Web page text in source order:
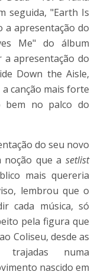
seguida, "Earth Is
a apresentação do
Me" do álbum
apresentação do
Down the Aisle,
canção mais forte
bem no palco do
do seu novo
que a setlist
mais quereria
lembrou que o
cada música, só
pela figura que
Coliseu, desde as
trajadas numa
nascido em